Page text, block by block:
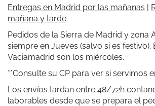
favoritas!
Guillermo Galan
Entregas en Madrid por las mañanas |
mañana y tarde.
Pedidos de la Sierra de Madrid y zona
siempre en Jueves (salvo si es festivo).
Vaciamadrid son los miércoles.
**Consulte su CP para ver si servimos
Los envíos tardan entre 48/72h
laborables desde que se prepara el